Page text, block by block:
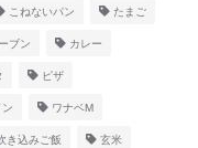
こねないパン たまご
ブン カレー
ピザ
ン ワナベM
き込みご飯 玄米